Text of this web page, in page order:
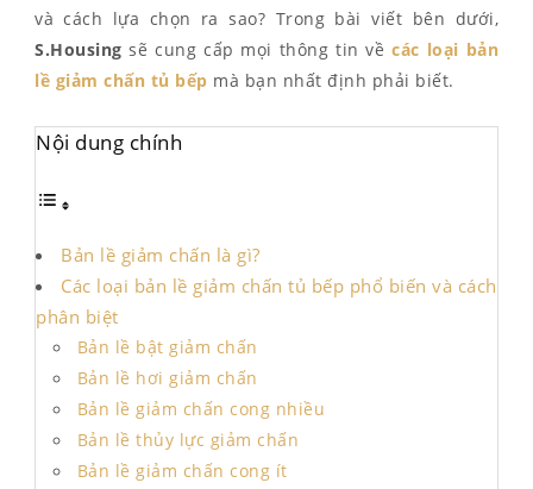
và cách lựa chọn ra sao? Trong bài viết bên dưới,
S.Housing sẽ cung cấp mọi thông tin vềcác loại bản
lề giảm chấn tủ bếp mà bạn nhất định phải biết.
Nội dung chính
Bản lề giảm chấn là gì?
Các loại bản lề giảm chấn tủ bếp phổ biến và cách
phân biệt
Bản lề bật giảm chấn
Bản lề hơi giảm chấn
Bản lề giảm chấn cong nhiều
Bản lề thủy lực giảm chấn
Bản lề giảm chấn cong ít